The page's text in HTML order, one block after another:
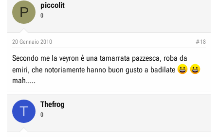
da notare anche che un paio di auto si apprezzano e rientrano dell'
"investimento"; la veyron è solo uno spargimento di sangue..
P piccolit
0
20 Gennaio 2010 #18
Secondo me la veyron è una tamarrata pazzesca, roba da
emiri, che notoriamente hanno buon gusto a badilate
mah.....
T Thefrog
0